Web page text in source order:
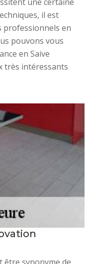
il est
professionnels en
pouvons vous
en Saive
très intéressants